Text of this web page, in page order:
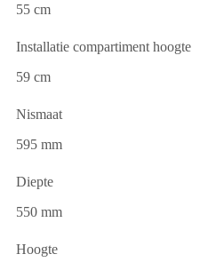
55 cm
Installatie compartiment hoogte
59 cm
Nismaat
595 mm
Diepte
550 mm
Hoogte